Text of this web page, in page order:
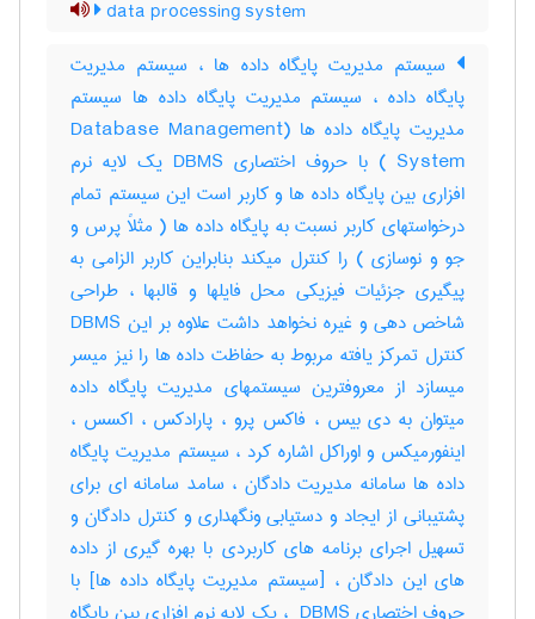
data processing system
سیستم مدیریت پایگاه داده ها ، سیستم مدیریت
پایگاه داده ، سیستم مدیریت پایگاه داده ها سیستم
مدیریت پایگاه داده ها (Database Management
System ) با حروف اختصاری DBMS یک لایه نرم
افزاری بین پایگاه داده ها و کاربر است این سیستم تمام
درخواستهای کاربر نسبت به پایگاه داده ها ( مثلاً پرس و
جو و نوسازی ) را کنترل میکند بنابراین کاربر الزامی به
پیگیری جزئیات فیزیکی محل فایلها و قالبها ، طراحی
شاخص دهی و غیره نخواهد داشت علاوه بر این DBMS
کنترل تمرکز یافته مربوط به حفاظت داده ها را نیز میسر
میسازد از معروفترین سیستمهای مدیریت پایگاه داده
میتوان به دی بیس ، فاکس پرو ، پارادکس ، اکسس ،
اینفورمیکس و اوراکل اشاره کرد ، سیستم مدیریت پایگاه
داده ها سامانه مدیریت دادگان ، سامد سامانه ای برای
پشتیبانی از ایجاد و دستیابی ونگهداری و کنترل دادگان و
تسهیل اجرای برنامه های کاربردی با بهره گیری از داده
های این دادگان ، [سیستم مدیریت پایگاه داده ها] با